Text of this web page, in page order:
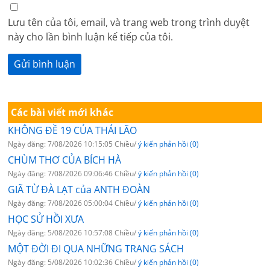
Lưu tên của tôi, email, và trang web trong trình duyệt
này cho lần bình luận kế tiếp của tôi.
Các bài viết mới khác
KHÔNG ĐỀ 19 CỦA THÁI LÃO
Ngày đăng: 7/08/2026 10:15:05 Chiều/ý kiến phản hồi (0)
CHÙM THƠ CỦA BÍCH HÀ
Ngày đăng: 7/08/2026 09:06:46 Chiều/ý kiến phản hồi (0)
GIÃ TỪ ĐÀ LẠT của ANTH ĐOÀN
Ngày đăng: 7/08/2026 05:00:04 Chiều/ý kiến phản hồi (0)
HỌC SỬ HỒI XƯA
Ngày đăng: 5/08/2026 10:57:08 Chiều/ý kiến phản hồi (0)
MỘT ĐỜI ĐI QUA NHỮNG TRANG SÁCH
Ngày đăng: 5/08/2026 10:02:36 Chiều/ý kiến phản hồi (0)